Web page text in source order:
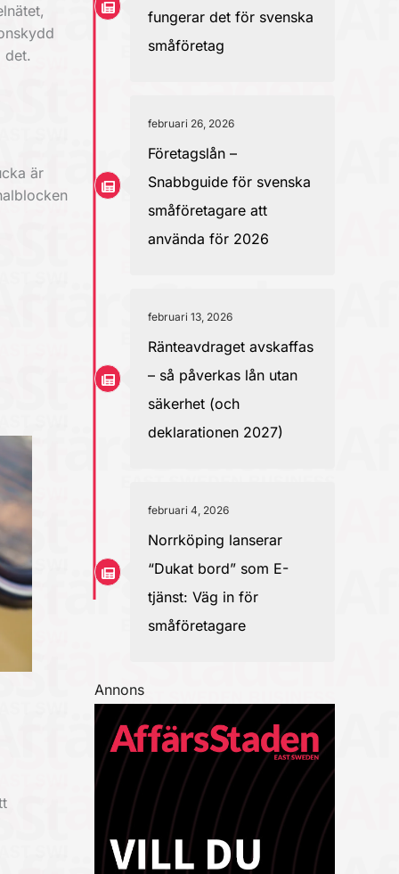
det.
är
fungerar det för svenska
småföretag
februari 26, 2026
Företagslån –
Snabbguide för svenska
småföretagare att
använda för 2026
februari 13, 2026
Ränteavdraget avskaffas
– så påverkas lån utan
säkerhet (och
deklarationen 2027)
februari 4, 2026
Norrköping lanserar
“Dukat bord” som E-
tjänst: Väg in för
småföretagare
Annons